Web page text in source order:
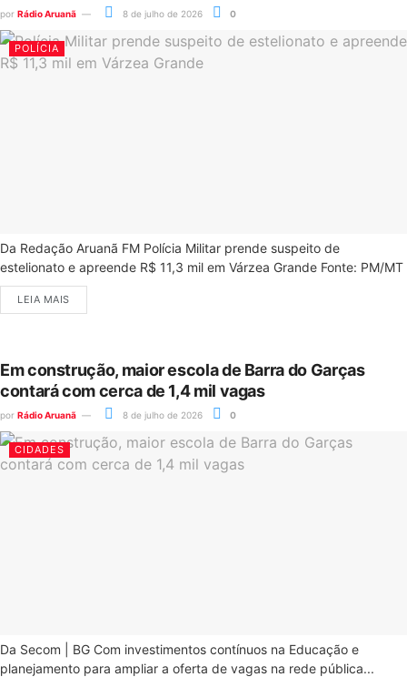
por Rádio Aruanã 8 de julho de 2026 0
POLÍCIA
Da Redação Aruanã FM Polícia Militar prende suspeito de
estelionato e apreende R$ 11,3 mil em Várzea Grande Fonte: PM/MT
LEIA MAIS
Em construção, maior escola de Barra do Garças
contará com cerca de 1,4 mil vagas
por Rádio Aruanã 8 de julho de 2026 0
CIDADES
Da Secom | BG Com investimentos contínuos na Educação e
planejamento para ampliar a oferta de vagas na rede pública...